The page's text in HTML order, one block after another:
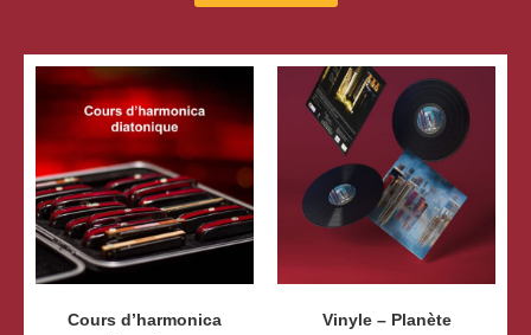
Cours d’harmonica
Vinyle – Planète